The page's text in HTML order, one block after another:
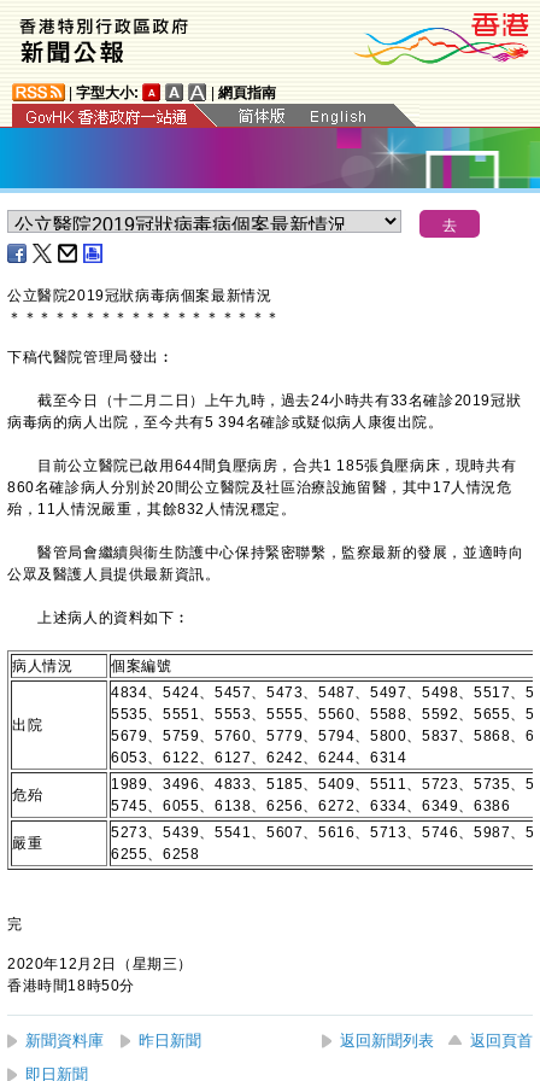
字型大小: 網頁指南
公立醫院2019冠狀病毒病個案最新情況
＊ ＊ ＊ ＊ ＊ ＊ ＊ ＊ ＊ ＊ ＊ ＊ ＊ ＊ ＊ ＊ ＊ ＊
下稿代醫院管理局發出︰
截至今日（十二月二日）上午九時，過去24小時共有33名確診2019冠狀
病毒病的病人出院，至今共有5 394名確診或疑似病人康復出院。
目前公立醫院已啟用644間負壓病房，合共1 185張負壓病床，現時共有
860名確診病人分別於20間公立醫院及社區治療設施留醫，其中17人情況危
殆，11人情況嚴重，其餘832人情況穩定。
醫管局會繼續與衞生防護中心保持緊密聯繫，監察最新的發展，並適時向
公眾及醫護人員提供最新資訊。
上述病人的資料如下︰
病人情況 個案編號
出院
4834、5424、5457、5473、5487、5497、5498、5517、
5535、5551、5553、5555、5560、5588、5592、5655、
5679、5759、5760、5779、5794、5800、5837、5868、
6053、6122、6127、6242、6244、6314
危殆
1989、3496、4833、5185、5409、5511、5723、5735、
5745、6055、6138、6256、6272、6334、6349、6386
嚴重
5273、5439、5541、5607、5616、5713、5746、5987、
6255、6258
完
2020年12月2日（星期三）
香港時間18時50分
新聞資料庫 昨日新聞 返回新聞列表
返回頁首
即日新聞